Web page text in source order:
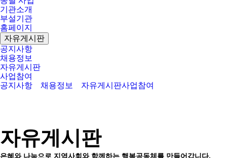
기관소개
부설기관
홈페이지
자유게시판
공지사항
채용정보
자유게시판
사업참여
공지사항
채용정보 자유게시판사업참여
자유게시판
은혜와 나눔으로 지역사회와 함께하는 행복공동체를 만들어갑니다.